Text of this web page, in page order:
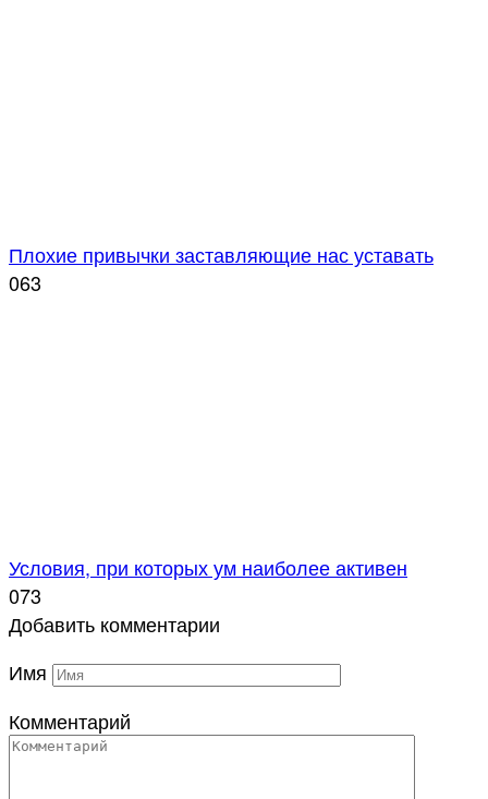
Плохие привычки заставляющие нас уставать
063
Условия, при которых ум наиболее активен
073
Добавить комментарии
Имя
Комментарий